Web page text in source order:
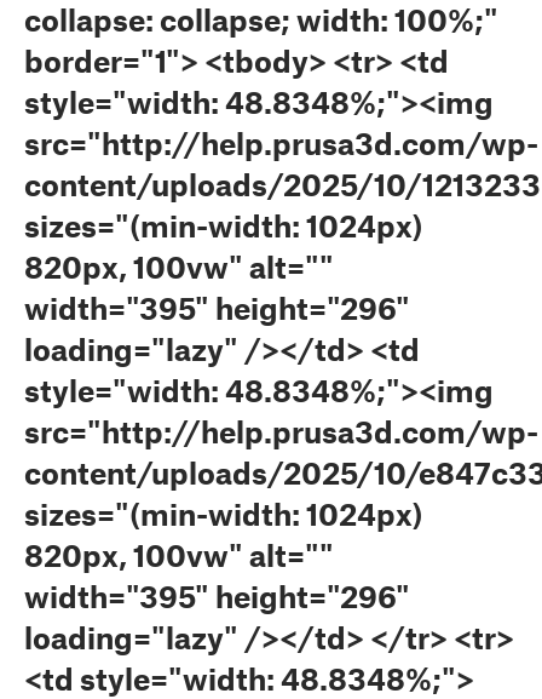
collapse: collapse; width: 100%;"
border="1"> <tbody> <tr> <td
style="width: 48.8348%;"><img
src="http://help.prusa3d.com/wp-
content/uploads/2025/10/
sizes="(min-width: 1024px)
820px, 100vw" alt=""
width="395" height="296"
loading="lazy" /></td> <td
style="width: 48.8348%;"><img
src="http://help.prusa3d.com/wp-
content/uploads/2025/10/
sizes="(min-width: 1024px)
820px, 100vw" alt=""
width="395" height="296"
loading="lazy" /></td> </tr> <tr>
<td style="width: 48.8348%;">